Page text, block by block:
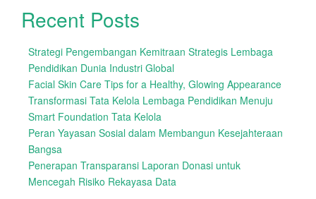
Recent Posts
Strategi Pengembangan Kemitraan Strategis Lembaga
Pendidikan Dunia Industri Global
Facial Skin Care Tips for a Healthy, Glowing Appearance
Transformasi Tata Kelola Lembaga Pendidikan Menuju
Smart Foundation Tata Kelola
Peran Yayasan Sosial dalam Membangun Kesejahteraan
Bangsa
Penerapan Transparansi Laporan Donasi untuk
Mencegah Risiko Rekayasa Data